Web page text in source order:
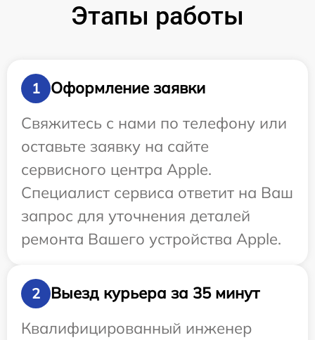
Этапы работы
1
Оформление заявки
Свяжитесь с нами по телефону или
оставьте заявку на сайте
сервисного центра Apple.
Специалист сервиса ответит на Ваш
запрос для уточнения деталей
ремонта Вашего устройства Apple.
2
Выезд курьера за 35 минут
Квалифицированный инженер